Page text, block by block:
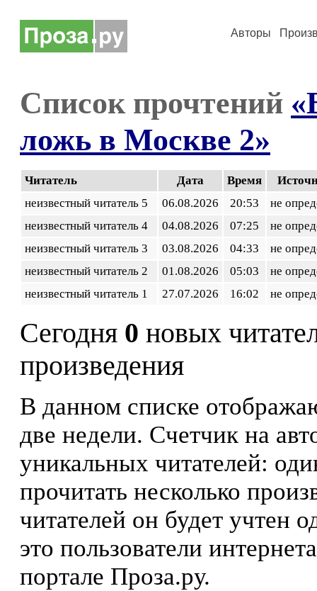
Авторы
Список прочтений
ложь в Москве 2»
Читатель Дата Время
неизвестный читатель 5
06.08.2026 20:53
не
неизвестный читатель 4
04.08.2026 07:25
не
неизвестный читатель 3
03.08.2026 04:33
не
неизвестный читатель 2
01.08.2026 05:03
не
неизвестный читатель 1
27.07.2026 16:02 не
Сегодня 0 новых
произведения
В данном списке
две недели. Счетчик на
уникальных читателей:
прочитать несколько
читателей он будет учтен
это пользователи
портале Проза.ру.